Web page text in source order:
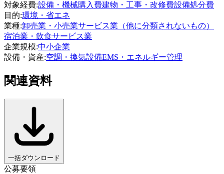
対象経費:設備・機械購入費建物・工事・改修費設備処分費
目的:環境・省エネ
業種:卸売業・小売業サービス業（他に分類されないもの）
宿泊業・飲食サービス業
企業規模:中小企業
設備・資産:空調・換気設備EMS・エネルギー管理
関連資料
一括ダウンロード
公募要領